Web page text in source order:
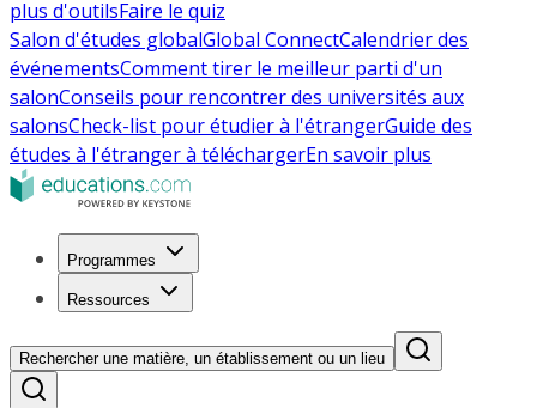
plus d'outilsFaire le quiz
Salon d'études globalGlobal ConnectCalendrier des
événementsComment tirer le meilleur parti d'un
salonConseils pour rencontrer des universités aux
salonsCheck-list pour étudier à l'étrangerGuide des
études à l'étranger à téléchargerEn savoir plus
Programmes
Ressources
Rechercher une matière, un établissement ou un lieu